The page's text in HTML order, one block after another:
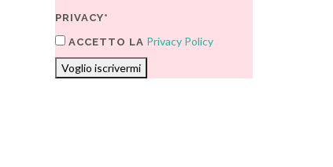
PRIVACY*
ACCETTO LA Privacy Policy
Voglio iscrivermi